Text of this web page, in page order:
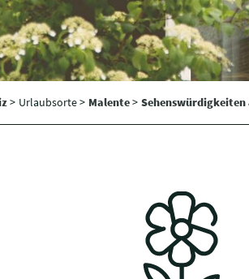
> Urlaubsorte > Malente>